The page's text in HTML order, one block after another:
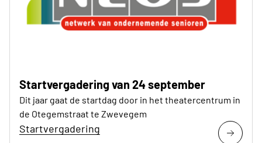
Startvergadering van 24 september
Dit jaar gaat de startdag door in het theatercentrum in
de Otegemstraat te Zwevegem
Startvergadering